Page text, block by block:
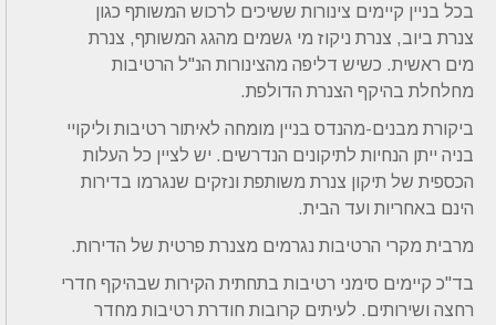
בכל בניין קיימים צינורות ששיכים לרכוש המשותף כגון
צנרת ביוב, צנרת ניקוז מי גשמים מהגג המשותף, צנרת
מים ראשית. כשיש דליפה מהצינורות הנ"ל הרטיבות
מחלחלת בהיקף הצנרת הדולפת.
ביקורת מבנים-מהנדס בניין מומחה לאיתור רטיבות וליקויי
בניה ייתן הנחיות לתיקונים הנדרשים. יש לציין כל העלות
הכספית של תיקון צנרת משותפת ונזקים שנגרמו בדירות
הינם באחריות ועד הבית.
מרבית מקרי הרטיבות נגרמים מצנרת פרטית של הדירות.
בד"כ קיימים סימני רטיבות בתחתית הקירות שבהיקף חדרי
רחצה ושירותים. לעיתים קרובות חודרת רטיבות מחדר